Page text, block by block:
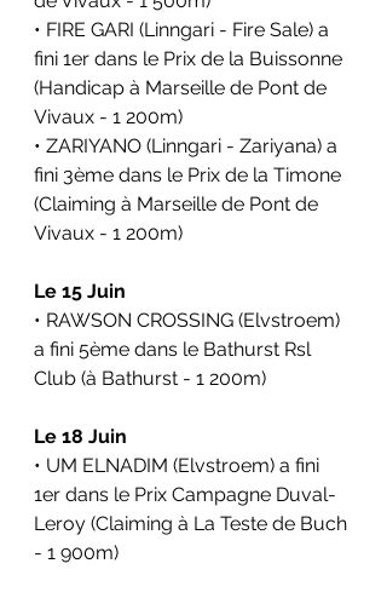
• FIRE GARI (Linngari - Fire Sale) a
fini 1er dans le Prix de la Buissonne
(Handicap à Marseille de Pont de
Vivaux - 1 200m)
• ZARIYANO (Linngari - Zariyana) a
fini 3ème dans le Prix de la Timone
(Claiming à Marseille de Pont de
Vivaux - 1 200m)
Le 15 Juin
• RAWSON CROSSING (Elvstroem)
a fini 5ème dans le Bathurst Rsl
Club (à Bathurst - 1 200m)
Le 18 Juin
• UM ELNADIM (Elvstroem) a fini
1er dans le Prix Campagne Duval-
Leroy (Claiming à La Teste de Buch
- 1 900m)